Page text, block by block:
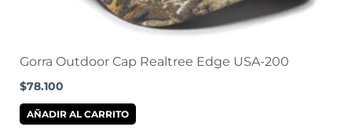
Gorra Outdoor Cap Realtree Edge USA-200
$78.100
AÑADIR AL CARRITO